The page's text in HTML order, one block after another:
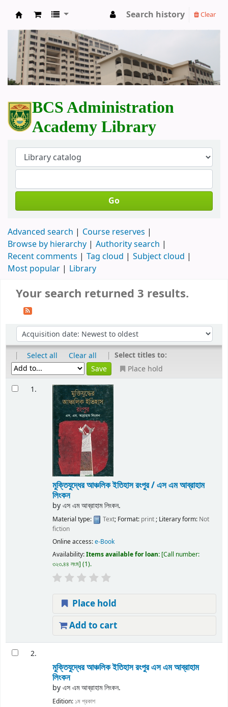
BCS Administration Academy Library
Search history Clear
BCS Administration
Academy Library
Go
Advanced search
Course reserves
Browse by hierarchy
Authority search
Recent comments
Tag cloud
Subject cloud
Most popular
Library
Your search returned 3 results.
| Select all Clear all | Select titles to:
Place hold
1.
মুক্তিযুদ্ধের আঞ্চলিক ইতিহাস রংপুর /এস এম আব্রাহাম
লিংকন
byএস এম আব্রাহাম লিংকন.
Material type: Text; Format: print; Literary form: Not
fiction
Online access:e-Book
Availability:Items available for loan: Call number:
৩২৩.৪৪ লংম (1).
Place hold
Add to cart
2.
মুক্তিযুদ্ধের আঞ্চলিক ইতিহাস রংপুরএস এম আব্রাহাম
লিংকন
byএস এম আব্রাহাম লিংকন.
Edition: ১ম প্রকাশ